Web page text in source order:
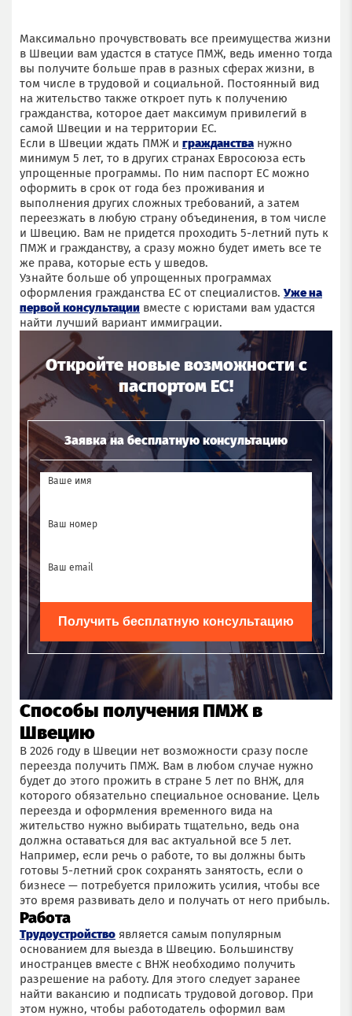
Максимально прочувствовать все преимущества жизни
в Швеции вам удастся в статусе ПМЖ, ведь именно тогда
вы получите больше прав в разных сферах жизни, в
том числе в трудовой и социальной. Постоянный вид
на жительство также откроет путь к получению
гражданства, которое дает максимум привилегий в
самой Швеции и на территории ЕС.
Если в Швеции ждать ПМЖ и гражданства нужно
минимум 5 лет, то в других странах Евросоюза есть
упрощенные программы. По ним паспорт ЕС можно
оформить в срок от года без проживания и
выполнения других сложных требований, а затем
переезжать в любую страну объединения, в том числе
и Швецию. Вам не придется проходить 5-летний путь к
ПМЖ и гражданству, а сразу можно будет иметь все те
же права, которые есть у шведов.
Узнайте больше об упрощенных программах
оформления гражданства ЕС от специалистов.Уже на
первой консультации вместе с юристами вам удастся
найти лучший вариант иммиграции.
Откройте новые возможности с
паспортом ЕС!
Заявка на бесплатную консультацию
Ваше имя
Ваш номер
Ваш email
Получить бесплатную консультацию
Способы получения ПМЖ в
Швецию
В 2026 году в Швеции нет возможности сразу после
переезда получить ПМЖ. Вам в любом случае нужно
будет до этого прожить в стране 5 лет по ВНЖ, для
которого обязательно специальное основание. Цель
переезда и оформления временного вида на
жительство нужно выбирать тщательно, ведь она
должна оставаться для вас актуальной все 5 лет.
Например, если речь о работе, то вы должны быть
готовы 5-летний срок сохранять занятость, если о
бизнесе — потребуется приложить усилия, чтобы все
это время развивать дело и получать от него прибыль.
Работа
Трудоустройство является самым популярным
основанием для выезда в Швецию. Большинству
иностранцев вместе с ВНЖ необходимо получить
разрешение на работу. Для этого следует заранее
найти вакансию и подписать трудовой договор. При
этом нужно, чтобы работодатель оформил вам